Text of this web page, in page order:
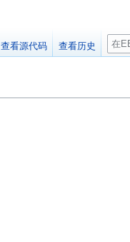
查看源代码 查看历史
搜
索